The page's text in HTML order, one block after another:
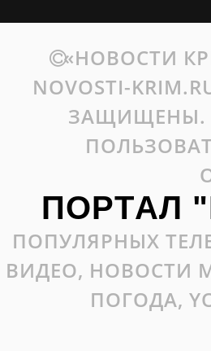
«НОВОСТИ
NOVOSTI-
ЗАЩИЩЕНЫ.
ПОРТАЛ
ПОПУЛЯРНЫХ
ВИДЕО, НОВОСТИ
ПОГОДА,